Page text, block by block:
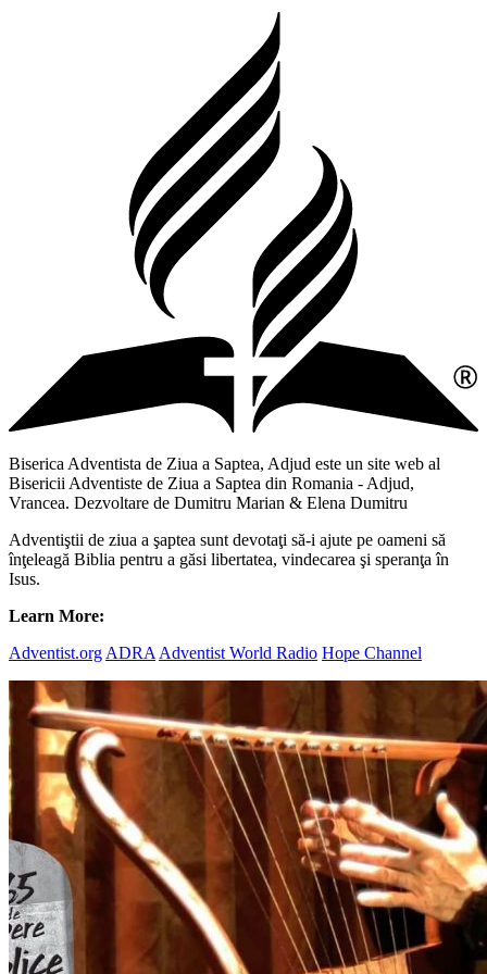
Biserica Adventista de Ziua a Saptea, Adjud este un site web al
Bisericii Adventiste de Ziua a Saptea din Romania - Adjud,
Vrancea. Dezvoltare de Dumitru Marian & Elena Dumitru
Adventiştii de ziua a şaptea sunt devotaţi să-i ajute pe oameni să
înţeleagă Biblia pentru a găsi libertatea, vindecarea şi speranţa în
Isus.
Learn More:
Adventist.org ADRA Adventist World Radio Hope Channel